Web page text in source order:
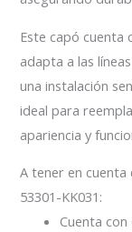
Este capó cuenta
adapta a las
una instalación
ideal para
apariencia y
A tener en
53301-KK031:
Cuenta